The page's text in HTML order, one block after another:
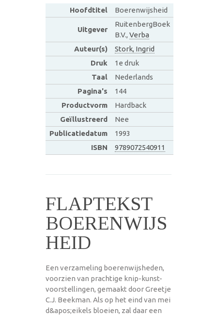
Hoofdtitel Boerenwijsheid
Uitgever
RuitenbergBoek
B.V., Verba
Auteur(s)
Stork, Ingrid
Druk
1e druk
Taal
Nederlands
Pagina's
144
Productvorm
Hardback
Geïllustreerd
Nee
Publicatiedatum
1993
ISBN
9789072540911
FLAPTEKST
BOERENWIJS
HEID
Een verzameling boerenwijsheden,
voorzien van prachtige knip-kunst-
voorstellingen, gemaakt door Greetje
C.J. Beekman. Als op het eind van mei
d&apos;eikels bloeien, zal daar een